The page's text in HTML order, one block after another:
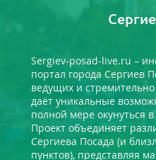
Sergiev-posad-live.ru –
портал города Сергиев
ведущих и
даёт уникальные
полной мере окунуться
Проект объединяет
Сергиева Посада (и
пунктов), представляя